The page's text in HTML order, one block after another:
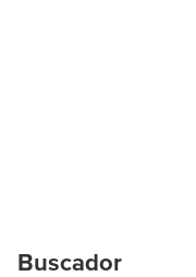
Buscador